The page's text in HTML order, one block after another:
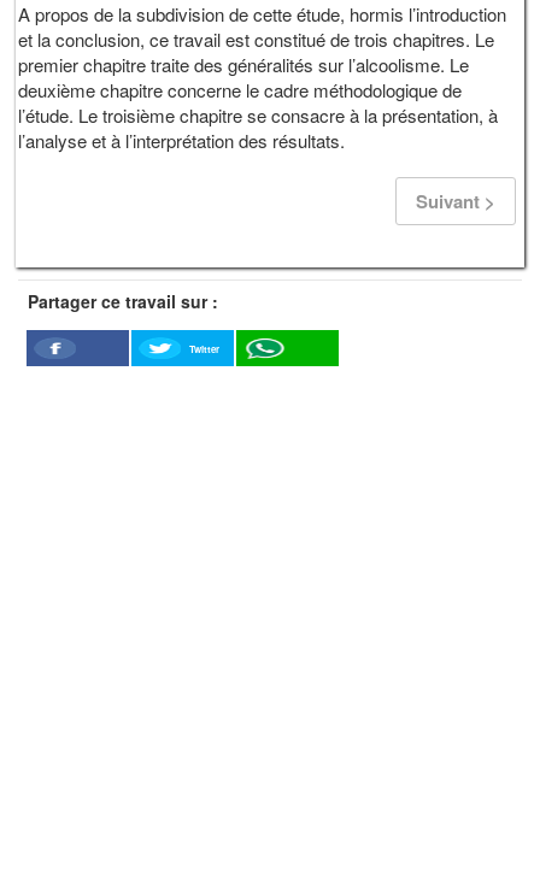
A propos de la subdivision de cette étude, hormis l’introduction
et la conclusion, ce travail est constitué de trois chapitres. Le
premier chapitre traite des généralités sur l’alcoolisme. Le
deuxième chapitre concerne le cadre méthodologique de
l’étude. Le troisième chapitre se consacre à la présentation, à
l’analyse et à l’interprétation des résultats.
Suivant >
Partager ce travail sur :
Facebook
Twitter